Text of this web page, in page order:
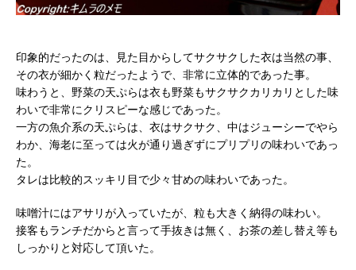
印象的だったのは、見た目からしてサクサクした衣は当然の事、
その衣が細かく粒だったようで、非常に立体的であった事。
味わうと、野菜の天ぷらは衣も野菜もサクサクカリカリとした味
わいで非常にクリスピーな感じであった。
一方の魚介系の天ぷらは、衣はサクサク、中はジューシーでやら
わか、海老に至っては火が通り過ぎずにプリプリの味わいであっ
た。
タレは比較的スッキリ目で少々甘めの味わいであった。
味噌汁にはアサリが入っていたが、粒も大きく納得の味わい。
接客もランチだからと言って手抜きは無く、お茶の差し替え等も
しっかりと対応して頂いた。